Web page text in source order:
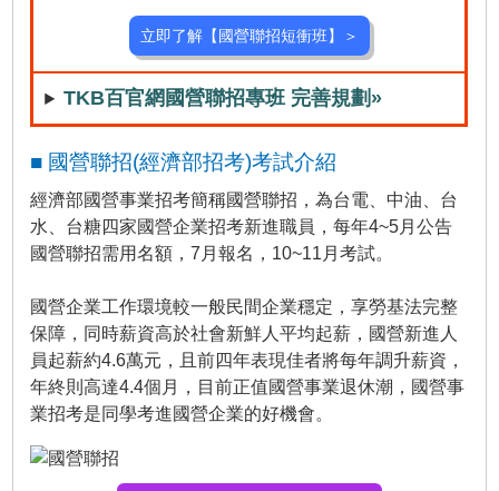
立即了解【國營聯招短衝班】＞
TKB百官網國營聯招專班 完善規劃»
■ 國營聯招(經濟部招考)考試介紹
經濟部國營事業招考簡稱國營聯招，為台電、中油、台
水、台糖四家國營企業招考新進職員，每年4~5月公告
國營聯招需用名額，7月報名，10~11月考試。
國營企業工作環境較一般民間企業穩定，享勞基法完整
保障，同時薪資高於社會新鮮人平均起薪 ，國營新進人
員起薪約4.6萬元，且前四年表現佳者將每年調升薪資 ，
年終則高達4.4個月，目前正值國營事業退休潮，國營事
業招考是同學考進國營企業的好機會。